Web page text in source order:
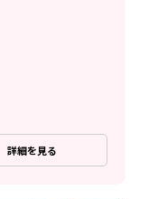
詳細を見る